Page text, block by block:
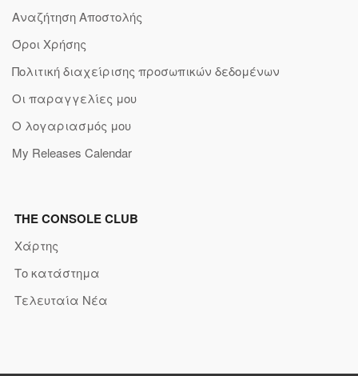
Αναζήτηση Αποστολής
Όροι Χρήσης
Πολιτική διαχείρισης προσωπικών δεδομένων
Οι παραγγελίες μου
Ο λογαριασμός μου
My Releases Calendar
THE CONSOLE CLUB
Χάρτης
Το κατάστημα
Τελευταία Νέα